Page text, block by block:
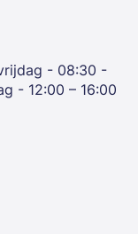
- 08:30 -
- 12:00 – 16:00